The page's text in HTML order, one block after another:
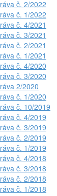
č. 2/2022
č. 1/2022
č. 4/2021
č. 3/2021
č. 2/2021
č. 1/2021
č. 4/2020
č. 3/2020
2/2020
č. 1/2020
č. 10/2019
č. 4/2019
č. 3/2019
č. 2/2019
č. 1/2019
č. 4/2018
č. 3/2018
č. 2/2018
č. 1/2018